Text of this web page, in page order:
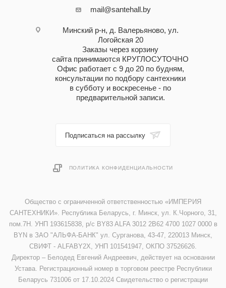
mail@santehall.by
Минский р-н, д. Валерьяново, ул.
Логойская 20
Заказы через корзину
сайта принимаются КРУГЛОСУТОЧНО
Офис работает с 9 до 20 по будням,
консультации по подбору сантехники
в субботу и воскресенье - по
предварительной записи.
Подписаться на рассылку
ПОЛИТИКА КОНФИДЕНЦИАЛЬНОСТИ
Общество с ограниченной ответственностью «ИМПЕРИЯ
САНТЕХНИКИ». Республика Беларусь, г. Минск, ул. К.Чорного, 31,
пом.7Н. УНП 193615838, р/с BY83 ALFA 3012 2B62 4700 1027 0000 в
BYN в ЗАО "АЛЬФА-БАНК" ул. Сурганова, 43-47, 220013 Минск,
СВИФТ - ALFABY2X, УНП 101541947, ОКПО 37526626.
Директор – Белодед Евгений Андреевич, действует на основании
Устава. Регистрационный номер в торговом реестре Республики
Беларусь 731006 от 17.10.2024 Свидетельство о регистрации